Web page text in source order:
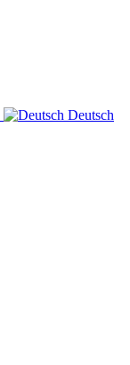
Deutsch